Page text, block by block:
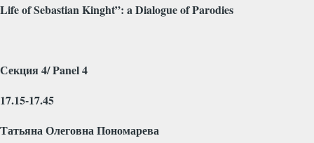
Life of Sebastian Kinght”: a Dialogue of Parodies
Секция 4/Panel4
17.15-17.45
Татьяна Олеговна Пономарева